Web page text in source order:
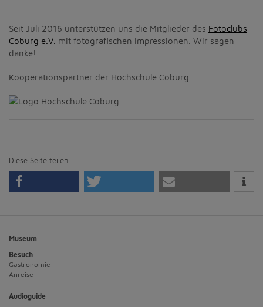
Seit Juli 2016 unterstützen uns die Mitglieder des Fotoclubs
Coburg e.V. mit fotografischen Impressionen. Wir sagen
danke!
Kooperationspartner der Hochschule Coburg
Diese Seite teilen
Museum
Besuch
Gastronomie
Anreise
Audioguide